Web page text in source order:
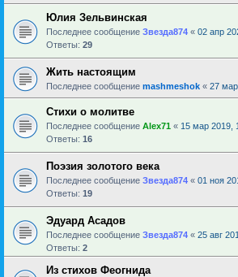
Юлия Зельвинская
Последнее сообщение Звезда874 « 02 апр
Ответы: 29
Жить настоящим
Последнее сообщение mashmeshok « 27
Стихи о молитве
Последнее сообщение Alex71 « 15 мар 2019,
Ответы: 16
Поэзия золотого века
Последнее сообщение Звезда874 « 01 ноя
Ответы: 19
Эдуард Асадов
Последнее сообщение Звезда874 « 25 авг
Ответы: 2
Из стихов Феогнида